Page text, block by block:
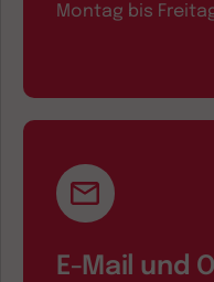
Montag bis
E-Mail und